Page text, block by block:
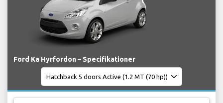
Ford Ka Hyrfordon – Specifikationer